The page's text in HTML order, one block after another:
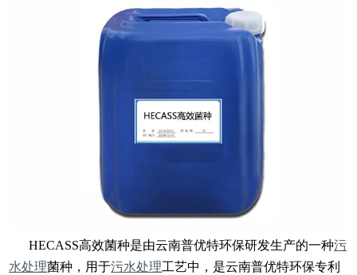
HECASS高效菌种是由云南普优特环保研发生产的一种污
水处理菌种，用于污水处理工艺中，是云南普优特环保专利